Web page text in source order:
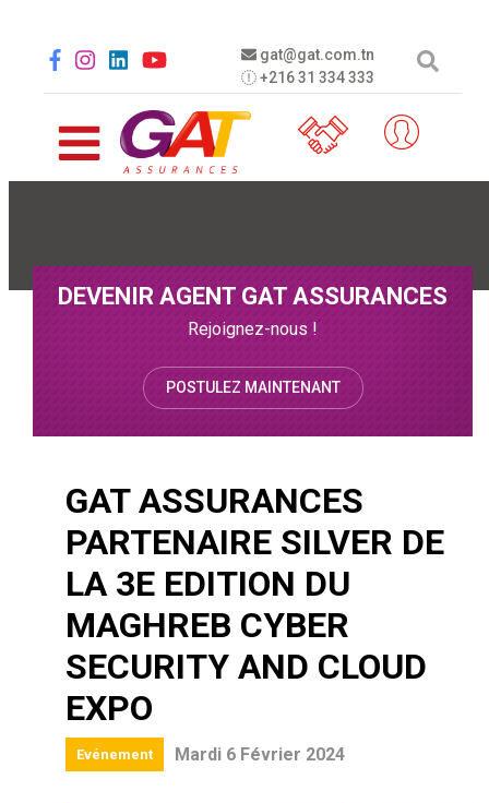
gat@gat.com.tn
+216 31 334 333
Social menu
DEVENIR AGENT GAT ASSURANCES
Rejoignez-nous !
POSTULEZ MAINTENANT
GAT ASSURANCES
PARTENAIRE SILVER DE
LA 3E EDITION DU
MAGHREB CYBER
SECURITY AND CLOUD
EXPO
Evénement Mardi 6 Février 2024